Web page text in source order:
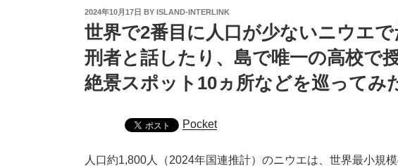
POSTED
ON
2024年10月17日 BY ISLAND-INTERLINK
世界で2番目に人口が少ないニウエ
刑者と話したり、島で唯一の高校で
絶景スポット10ヵ所などを巡ってみ
Pocket
人口約1,800人（2024年国連推計）のニウエは、世界最小規